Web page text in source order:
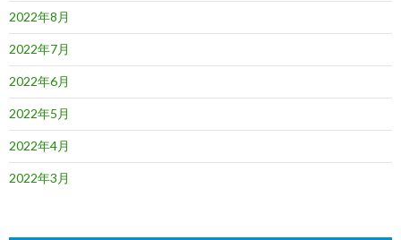
2022年8月
2022年7月
2022年6月
2022年5月
2022年4月
2022年3月